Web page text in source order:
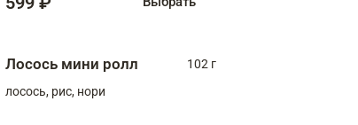
Лосось мини ролл
102 г
лосось, рис, нори